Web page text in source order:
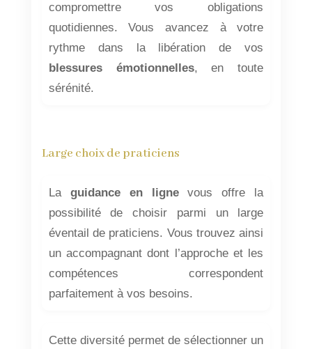
compromettre vos obligations
quotidiennes. Vous avancez à votre
rythme dans la libération de vos
blessures émotionnelles, en toute
sérénité.
Large choix de praticiens
La guidance en lignevous offre la
possibilité de choisir parmi un large
éventail de praticiens. Vous trouvez ainsi
un accompagnant dont l’approche et les
compétences correspondent
parfaitement à vos besoins.
Cette diversité permet de sélectionner un